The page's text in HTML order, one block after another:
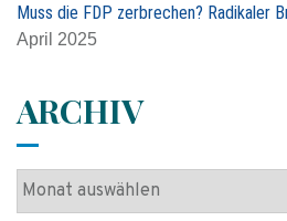
Muss die FDP zerbrechen? Radikaler
April 2025
ARCHIV
A